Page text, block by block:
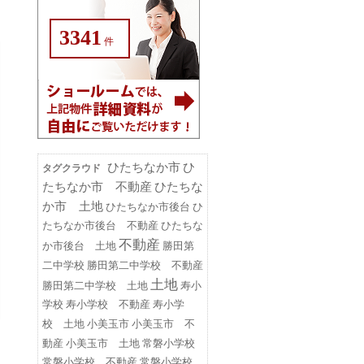
3341 件
タグクラウド ひたちなか市ひ
たちなか市 不動産 ひたちな
か市 土地 ひたちなか市後台 ひ
たちなか市後台 不動産 ひたちな
か市後台 土地 不動産 勝田第
二中学校 勝田第二中学校 不動産
勝田第二中学校 土地 土地 寿小
学校 寿小学校 不動産 寿小学
校 土地 小美玉市 小美玉市 不
動産 小美玉市 土地 常磐小学校